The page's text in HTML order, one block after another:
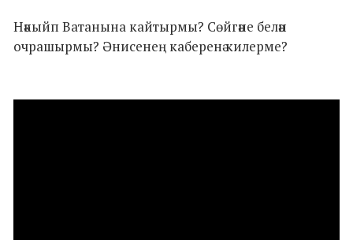
Нәкыйп Ватанына кайтырмы? Сөйгәне белән
очрашырмы? Әнисенең каберенә килерме?